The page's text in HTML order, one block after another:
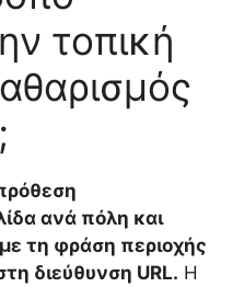
τοπική
ανά πόλη και
τη φράση περιοχής
διεύθυνση URL. Η